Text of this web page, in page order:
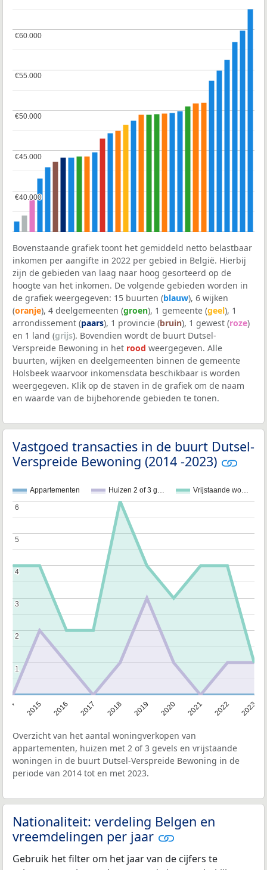
€40.000
€40.000
€45.000
€45.000
€50.000
€50.000
€55.000
€55.000
€60.000
€60.000
Bovenstaande grafiek toont het gemiddeld netto belastbaar
inkomen per aangifte in 2022 per gebied in België. Hierbij
zijn de gebieden van laag naar hoog gesorteerd op de
hoogte van het inkomen. De volgende gebieden worden in
de grafiek weergegeven: 15 buurten (blauw), 6 wijken
(oranje), 4 deelgemeenten (groen), 1 gemeente (geel), 1
arrondissement (paars), 1 provincie (bruin), 1 gewest (roze)
en 1 land (grijs). Bovendien wordt de buurt Dutsel-
Verspreide Bewoning in het rood weergegeven. Alle
buurten, wijken en deelgemeenten binnen de gemeente
Holsbeek waarvoor inkomensdata beschikbaar is worden
weergegeven. Klik op de staven in de grafiek om de naam
en waarde van de bijbehorende gebieden te tonen.
Vastgoed transacties in de buurt Dutsel-
Verspreide Bewoning (2014 -2023)
Appartementen Huizen 2 of 3 g… Vrijstaande wo…
2015 2016 2017 2018 2019 2020 2021 2022 2023
1
1
2
2
3
3
4
4
5
5
6
6
Overzicht van het aantal woningverkopen van
appartementen, huizen met 2 of 3 gevels en vrijstaande
woningen in de buurt Dutsel-Verspreide Bewoning in de
periode van 2014 tot en met 2023.
Nationaliteit: verdeling Belgen en
vreemdelingen per jaar
Gebruik het filter om het jaar van de cijfers te